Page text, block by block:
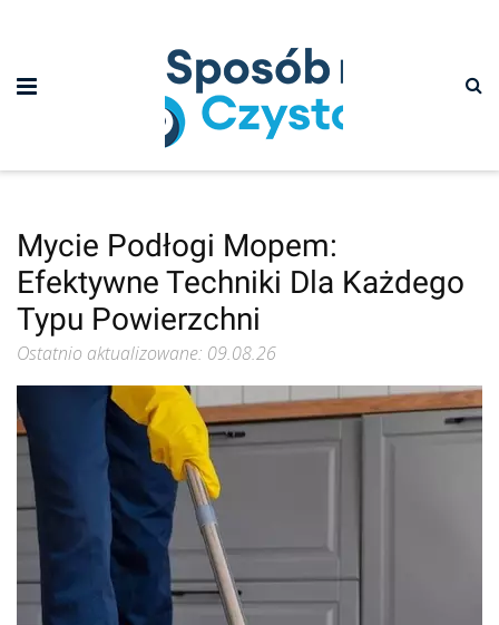
Mycie Podłogi Mopem:
Efektywne Techniki Dla Każdego
Typu Powierzchni
Ostatnio aktualizowane: 09.08.26